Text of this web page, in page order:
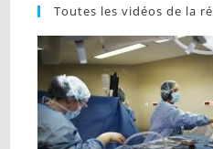
Toutes les vidéos de la